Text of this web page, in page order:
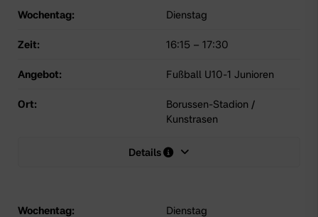
Wochentag: Dienstag
Zeit: 16:15 – 17:30
Angebot: Fußball U10-1 Junioren
Ort:
Borussen-Stadion /
Kunstrasen
Details
Wochentag: Dienstag